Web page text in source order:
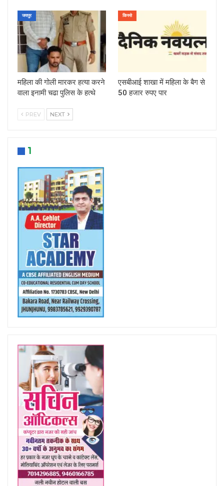
जयपुर
महिला की गोली मारकर हत्या करने
वाला इनामी चढा पुलिस के हत्थे
किस्से
एसबीआई शाखा में महिला के बैग से
50 हजार रुपए पार
PREV NEXT
1